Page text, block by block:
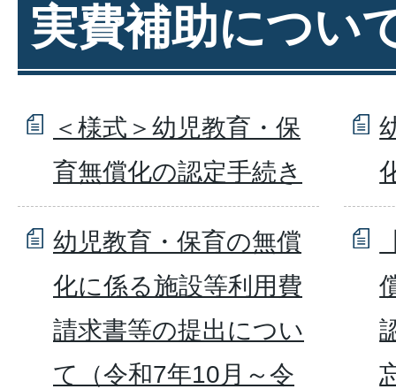
実費補助につい
＜様式＞幼児教育・保
育無償化の認定手続き
幼児教育・保育の無償
化に係る施設等利用費
請求書等の提出につい
て（令和7年10月～令